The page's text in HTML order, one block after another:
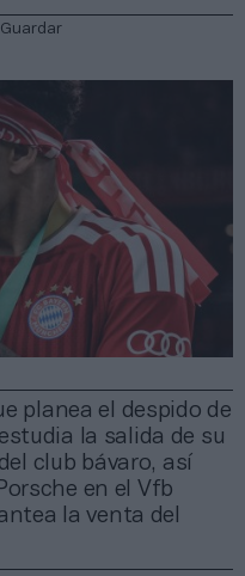
planea el despido de
la salida de su
club bávaro, así
en el Vfb
la venta del
Guardar